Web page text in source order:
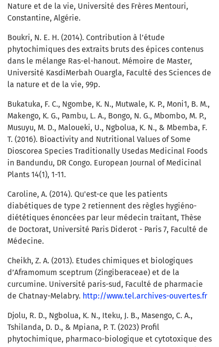
Nature et de la vie, Université des Frères Mentouri,
Constantine, Algérie.
Boukri, N. E. H. (2014). Contribution à l’étude
phytochimiques des extraits bruts des épices contenus
dans le mélange Ras-el-hanout. Mémoire de Master,
Université KasdiMerbah Ouargla, Faculté des Sciences de
la nature et de la vie, 99p.
Bukatuka, F. C., Ngombe, K. N., Mutwale, K. P., Moni1, B. M.,
Makengo, K. G., Pambu, L. A., Bongo, N. G., Mbombo, M. P.,
Musuyu, M. D., Maloueki, U., Ngbolua, K. N., & Mbemba, F.
T. (2016). Bioactivity and Nutritional Values of Some
Dioscorea Species Traditionally Usedas Medicinal Foods
in Bandundu, DR Congo. European Journal of Medicinal
Plants 14(1), 1-11.
Caroline, A. (2014). Qu'est-ce que les patients
diabétiques de type 2 retiennent des règles hygiéno-
diététiques énoncées par leur médecin traitant, Thèse
de Doctorat, Université Paris Diderot - Paris 7, Faculté de
Médecine.
Cheikh, Z. A. (2013). Etudes chimiques et biologiques
d’Aframomum sceptrum (Zingiberaceae) et de la
curcumine. Université paris-sud, Faculté de pharmacie
de Chatnay-Melabry. http://www.tel.archives-ouvertes.fr
Djolu, R. D., Ngbolua, K. N., Iteku, J. B., Masengo, C. A.,
Tshilanda, D. D., & Mpiana, P. T. (2023) Profil
phytochimique, pharmaco-biologique et cytotoxique des